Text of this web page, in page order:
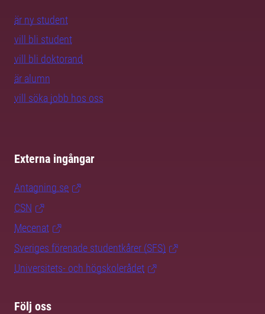
är ny student
vill bli student
vill bli doktorand
är alumn
vill söka jobb hos oss
Externa ingångar
Antagning.se
CSN
Mecenat
Sveriges förenade studentkårer (SFS)
Universitets- och högskolerådet
Följ oss